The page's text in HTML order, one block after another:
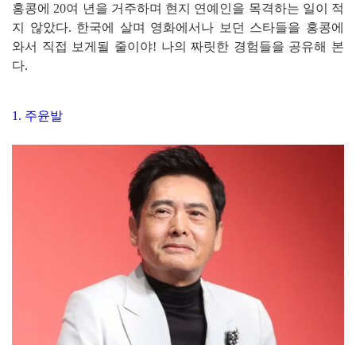
홍콩에 20여 년을 거주하며 현지 연예인을 목격하는 일이 적
지 않았다. 한국에 살며 영화에서나 보던 스타들을 홍콩에
와서 직접 보게될 줄이야! 나의 짜릿한 경험들을 공유해 본
다.
1. 주윤발